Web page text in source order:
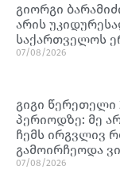
გიორგი
არის
საქართველოს
07/08/2026
გიგი წერეთელი
პერიოდზე: მე
ჩემს ირგვლივ
გამოირჩეოდა
07/08/2026